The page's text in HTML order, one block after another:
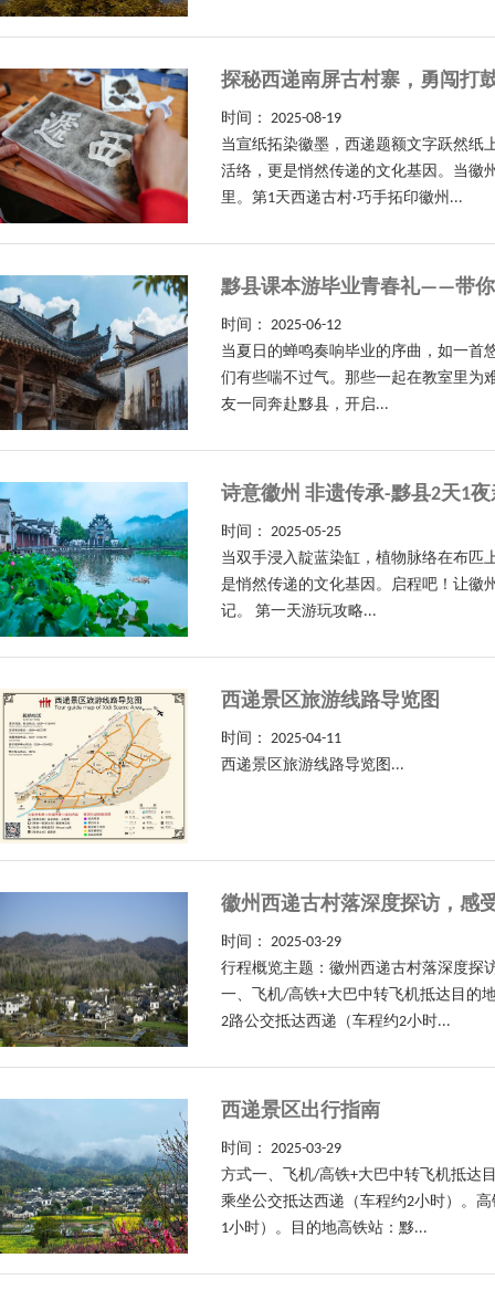
探秘西递南屏古村寨，勇闯打
时间： 2025-08-19
当宣纸拓染徽墨，西递题额文字跃然纸
活络，更是悄然传递的文化基因。当徽
里。第1天西递古村·巧手拓印徽州...
黟县课本游毕业青春礼——带
时间： 2025-06-12
当夏日的蝉鸣奏响毕业的序曲，如一首
们有些喘不过气。那些一起在教室里为
友一同奔赴黟县，开启...
诗意徽州 非遗传承-黟县2天1
时间： 2025-05-25
当双手浸入靛蓝染缸，植物脉络在布匹
是悄然传递的文化基因。启程吧！让徽
记。 第一天游玩攻略...
西递景区旅游线路导览图
时间： 2025-04-11
西递景区旅游线路导览图...
徽州西递古村落深度探访，感
时间： 2025-03-29
行程概览主题：徽州西递古村落深度探
一、飞机/高铁+大巴中转飞机抵达目的
2路公交抵达西递（车程约2小时...
西递景区出行指南
时间： 2025-03-29
方式一、飞机/高铁+大巴中转飞机抵达
乘坐公交抵达西递（车程约2小时）。
1小时）。目的地高铁站：黟...